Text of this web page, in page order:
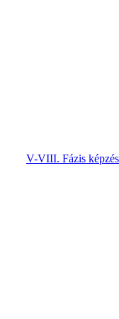
V-VIII. Fázis képzés